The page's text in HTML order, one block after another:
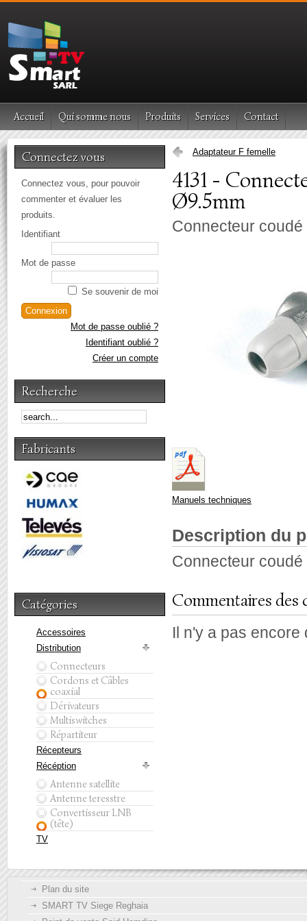
Accueil Qui somme nous Produits Services Contact
Connectez vous
Connectez vous, pour pouvoir
commenter et évaluer les
produits.
Identifiant
Mot de passe
Se souvenir de moi
Mot de passe oublié ?
Identifiant oublié ?
Créer un compte
Recherche
Fabricants
Catégories
Accessoires
Distribution
Connecteurs
Cordons et Câbles
coaxial
Dérivateurs
Multiswitches
Répartiteur
Récepteurs
Récéption
Antenne satellite
Antenne teresstre
Convertisseur LNB
(tête)
TV
Adaptateur F femelle
4131 -
Ø9.5mm
Connecteur
Manuels techniques
Description du
Connecteur
Commentaires des
Il n'y a pas
Plan du site
SMART TV Siege Reghaia